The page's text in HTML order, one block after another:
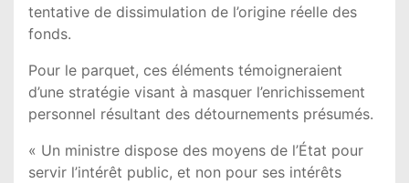
tentative de dissimulation de l’origine réelle des
fonds.
Pour le parquet, ces éléments témoigneraient
d’une stratégie visant à masquer l’enrichissement
personnel résultant des détournements présumés.
« Un ministre dispose des moyens de l’État pour
servir l’intérêt public, et non pour ses intérêts